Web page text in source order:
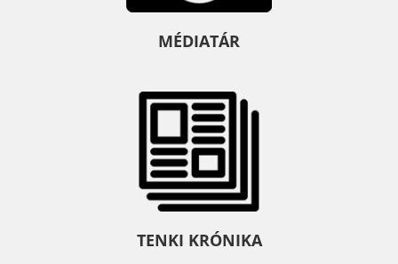
MÉDIATÁR
TENKI KRÓNIKA